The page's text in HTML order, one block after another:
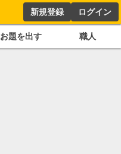
新規登録 ログイン
お題を出す 職人